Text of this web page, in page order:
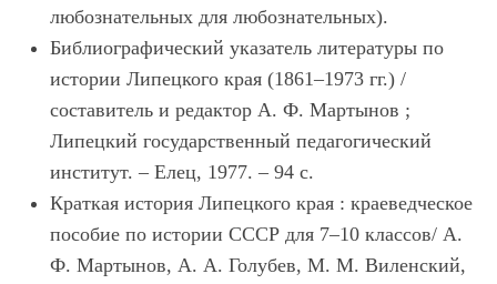
любознательных для любознательных).
Библиографический указатель литературы по
истории Липецкого края (1861‒1973 гг.) /
составитель и редактор А. Ф. Мартынов ;
Липецкий государственный педагогический
институт. ‒ Елец, 1977. ‒ 94 с.
Краткая история Липецкого края : краеведческое
пособие по истории СССР для 7‒10 классов/ А.
Ф. Мартынов, А. А. Голубев, М. М. Виленский,